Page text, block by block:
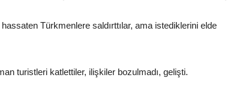
Türkmenlere saldırttılar, ama istediklerini elde
turistleri katlettiler, ilişkiler bozulmadı, gelişti.